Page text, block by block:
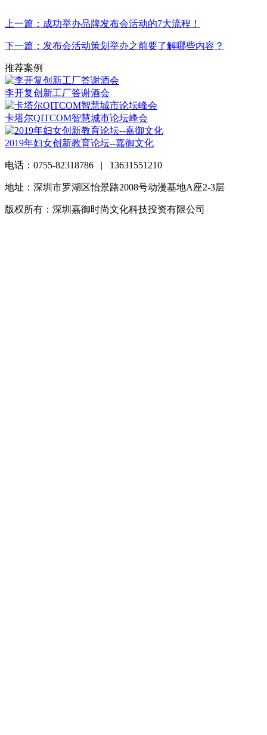
上一篇：成功举办品牌发布会活动的7大流程！
下一篇：发布会活动策划举办之前要了解哪些内容？
推荐案例
李开复创新工厂答谢酒会
卡塔尔QITCOM智慧城市论坛峰会
2019年妇女创新教育论坛--嘉御文化
电话：0755-82318786 | 13631551210
地址：深圳市罗湖区怡景路2008号动漫基地A座2-3层
版权所有：深圳嘉御时尚文化科技投资有限公司